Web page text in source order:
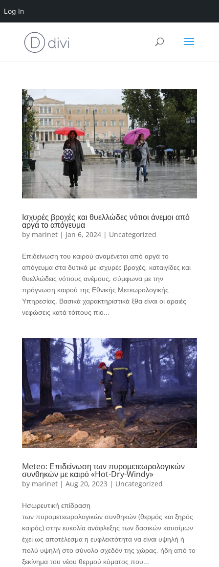
Log In
Ισχυρές βροχές και θυελλώδες νότιοι άνεμοι από
αργά το απόγευμα
by marinet| Jan 6, 2024| Uncategorized
Επιδείνωση του καιρού αναμένεται από αργά το
απόγευμα στα δυτικά με ισχυρές βροχές, καταιγίδες και
θυελλώδεις νότιους ανέμους, σύμφωνα με την
πρόγνωση καιρού της Εθνικής Μετεωρολογικής
Υπηρεσίας. Βασικά χαρακτηριστικά ξθα είναι οι αραιές
νεφώσεις κατά τόπους πιο...
Meteo: Επιδείνωση των πυρομετεωρολογικών
συνθηκών με καιρό «Hot-Dry-Windy»
by marinet| Aug 20, 2023 | Uncategorized
Ησωρευτική επίδραση
των πυρομετεωρολογικών συνθηκών (θερμός και ξηρός
καιρός) στην ευκολία ανάφλεξης των δασικών καυσίμων
έχει ως αποτέλεσμα η ευφλεκτότητα να είναι υψηλή ή
πολύ υψηλή στο σύνολο σχεδόν της χώρας, ήδη από το
ξεκίνημα του νέου θερμού κύματος που...